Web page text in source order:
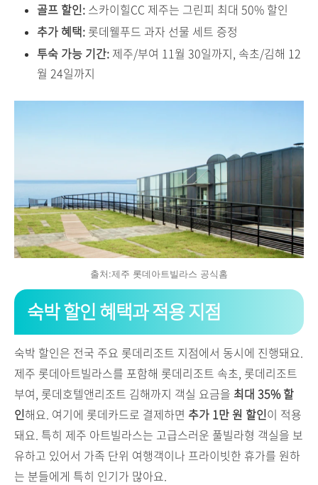
골프 할인: 스카이힐CC 제주는 그린피 최대 50% 할인
추가 혜택: 롯데웰푸드 과자 선물 세트 증정
투숙 가능 기간: 제주/부여 11월 30일까지, 속초/김해 12
월 24일까지
출처:제주 롯데아트빌라스 공식홈
숙박 할인 혜택과 적용 지점
숙박 할인은 전국 주요 롯데리조트 지점에서 동시에 진행돼요.
제주 롯데아트빌라스를 포함해 롯데리조트 속초, 롯데리조트
부여, 롯데호텔앤리조트 김해까지 객실 요금을 최대 35% 할
인해요. 여기에 롯데카드로 결제하면 추가 1만 원 할인이 적용
돼요. 특히 제주 아트빌라스는 고급스러운 풀빌라형 객실을 보
유하고 있어서 가족 단위 여행객이나 프라이빗한 휴가를 원하
는 분들에게 특히 인기가 많아요.